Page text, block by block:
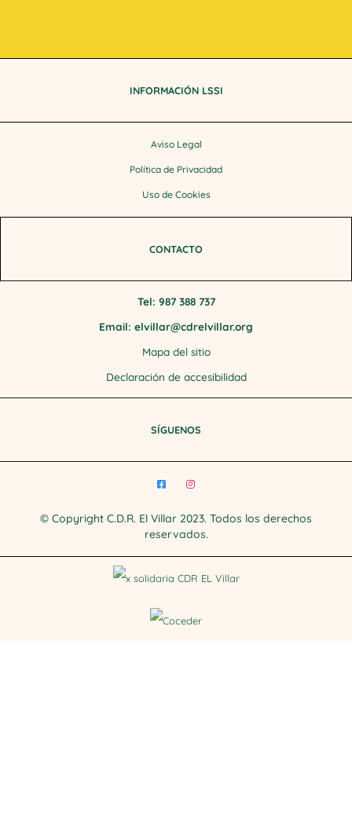
INFORMACIÓN LSSI
Aviso Legal
Política de Privacidad
Uso de Cookies
CONTACTO
Tel: 987 388 737
Email: elvillar@cdrelvillar.org
Mapa del sitio
Declaración de accesibilidad
SÍGUENOS
© Copyright C.D.R. El Villar 2023. Todos los derechos
reservados.